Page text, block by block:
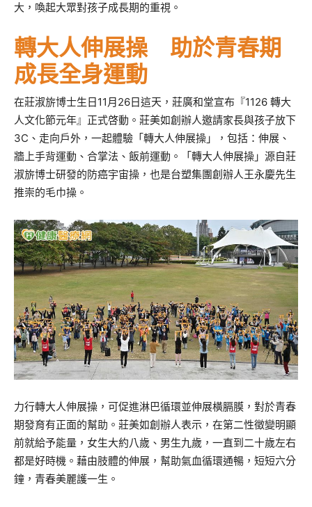
大，喚起大眾對孩子成長期的重視。
轉大人伸展操 助於青春期
成長全身運動
在莊淑旂博士生日11月26日這天，莊廣和堂宣布『1126 轉大
人文化節元年』正式啓動。莊美如創辦人邀請家長與孩子放下
3C、走向戶外，一起體驗「轉大人伸展操」，包括：伸展、
牆上手背運動、合掌法、飯前運動。「轉大人伸展操」源自莊
淑旂博士研發的防癌宇宙操，也是台塑集團創辦人王永慶先生
推崇的毛巾操。
力行轉大人伸展操，可促進淋巴循環並伸展橫膈膜，對於青春
期發育有正面的幫助。莊美如創辦人表示，在第二性徵變明顯
前就給予能量，女生大約八歲、男生九歲，一直到二十歲左右
都是好時機。藉由肢體的伸展，幫助氣血循環通暢，短短六分
鐘，青春美麗護一生。